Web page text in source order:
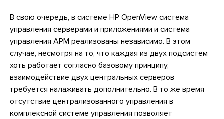
В свою очередь, в системе HP OpenView система
управления серверами и приложениями и система
управления АРМ реализованы независимо. В этом
случае, несмотря на то, что каждая из двух подсистем
хоть работает согласно базовому принципу,
взаимодействие двух центральных серверов
требуется налаживать дополнительно. В то же время
отсутствие централизованного управления в
комплексной системе управления позволяет